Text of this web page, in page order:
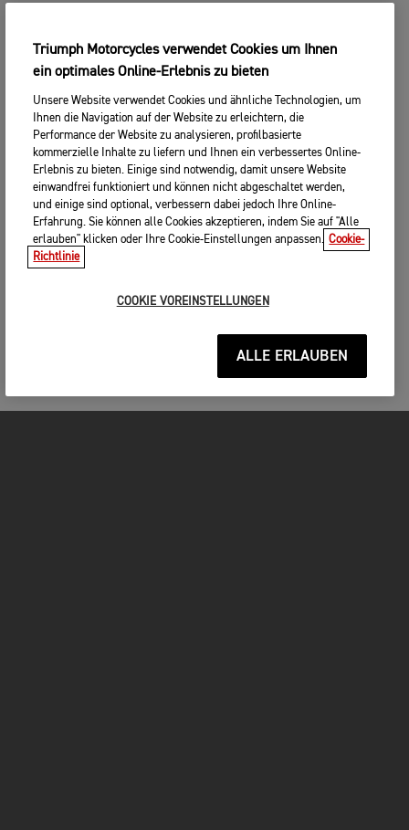
Triumph Motorcycles verwendet Cookies um Ihnen
ein optimales Online-Erlebnis zu bieten
Unsere Website verwendet Cookies und ähnliche Technologien, um
Ihnen die Navigation auf der Website zu erleichtern, die
Performance der Website zu analysieren, profilbasierte
kommerzielle Inhalte zu liefern und Ihnen ein verbessertes Online-
Erlebnis zu bieten. Einige sind notwendig, damit unsere Website
einwandfrei funktioniert und können nicht abgeschaltet werden,
und einige sind optional, verbessern dabei jedoch Ihre Online-
Erfahrung. Sie können alle Cookies akzeptieren, indem Sie auf "Alle
erlauben" klicken oder Ihre Cookie-Einstellungen anpassen. Cookie-
Richtlinie
COOKIE VOREINSTELLUNGEN
ALLE ERLAUBEN